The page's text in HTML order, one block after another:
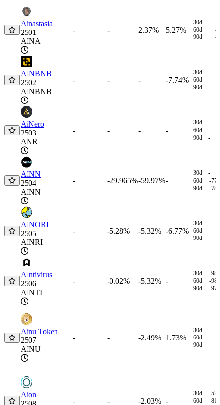
Moeda
Ainastasia
2501
AINA
- - 2.37% 5.27%
30d
-
60d
-
90d
-
AINBNB
2502
AINBNB
- - - -7.74%
30d
-
60d
90d
AiNero
2503
ANR
- - - -
30d -
60d -
90d -
AINN
2504
AINN
- -29.965%-59.97%-
30d -
60d
-
90d
-
AINORI
2505
AINRI
- -5.28% -5.32% -6.77%
30d
60d
90d
AIntivirus
2506
AINTI
- -0.02% -5.32% -
30d
-
60d
-
90d
-
Ainu Token
2507
AINU
- - -2.49% 1.73%
30d
60d
90d
Aion
2508
- - -2.03% -
30d
60d